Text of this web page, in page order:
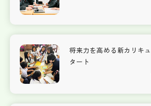
将来力を高める新カリキ
タート